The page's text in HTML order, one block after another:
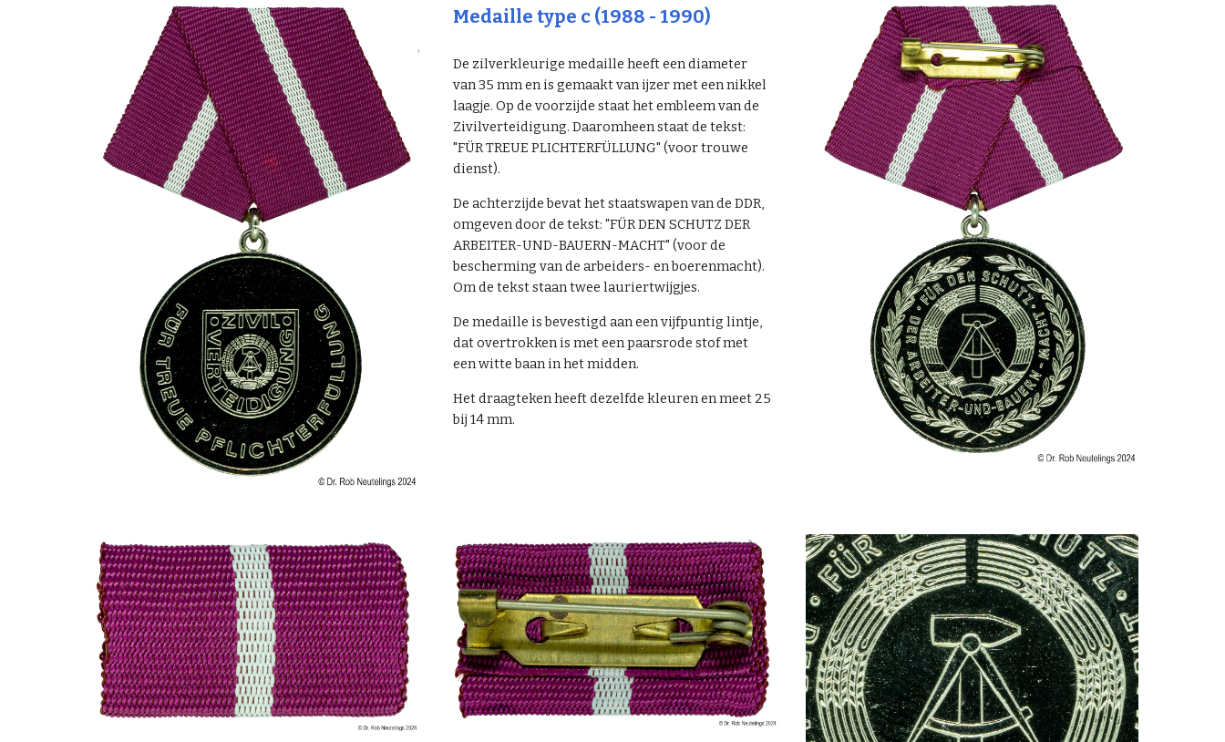
Medaille type c (1988 - 1990)
De zilverkleurige medaille heeft een diameter
van 35 mm en is gemaakt van ijzer met een nikkel
laagje. Op de voorzijde staat het embleem van de
Zivilverteidigung. Daaromheen staat de tekst:
"FÜR TREUE PLICHTERFÜLLUNG" (voor trouwe
dienst).
De achterzijde bevat het staatswapen van de DDR,
omgeven door de tekst: "FÜR DEN SCHUTZ DER
ARBEITER-UND-BAUERN-MACHT" (voor de
bescherming van de arbeiders- en boerenmacht).
Om de tekst staan twee lauriertwijgjes.
De medaille is bevestigd aan een vijfpuntig lintje,
dat overtrokken is met een paarsrode stof met
een witte baan in het midden.
Het draagteken heeft dezelfde kleuren en meet 25
bij 14 mm.